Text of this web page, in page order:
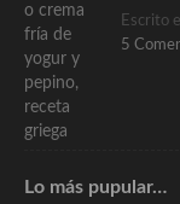
Escrito
5
Lo más pupular…